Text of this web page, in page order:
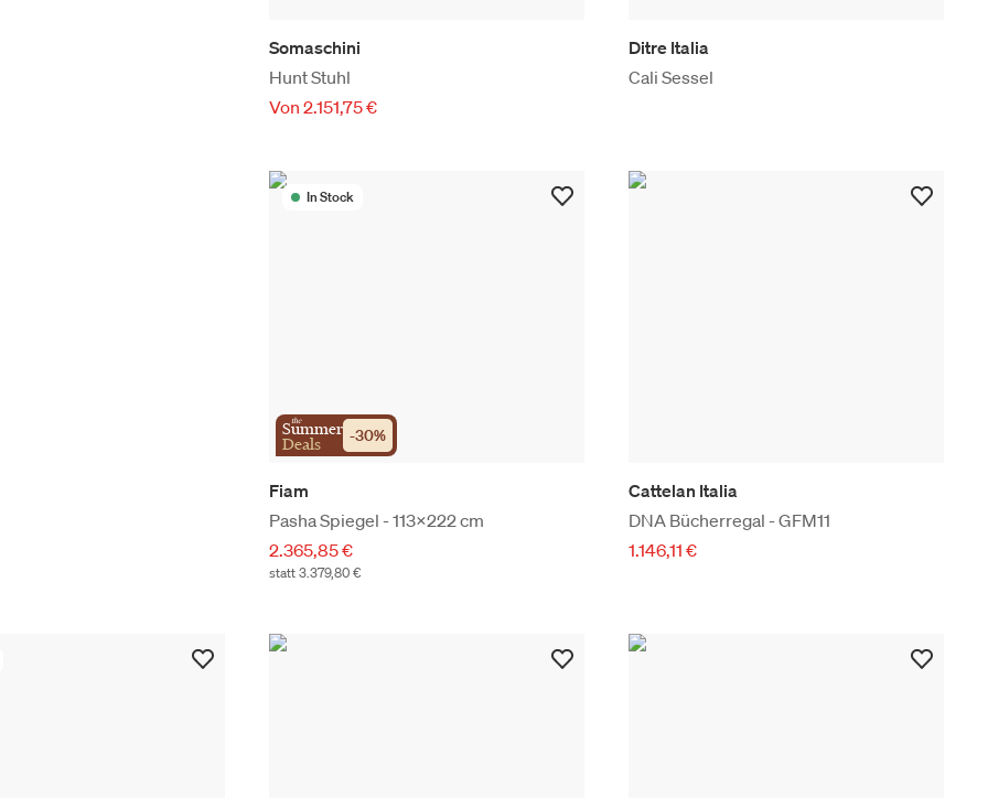
Somaschini
Hunt Stuhl
Von 2.151,75 €
Ditre Italia
Cali Sessel
In Stock
the
Summer
Deals -30%
Fiam
Pasha Spiegel - 113x222 cm
2.365,85 €
statt 3.379,80 €
Cattelan Italia
DNA Bücherregal - GFM11
1.146,11 €